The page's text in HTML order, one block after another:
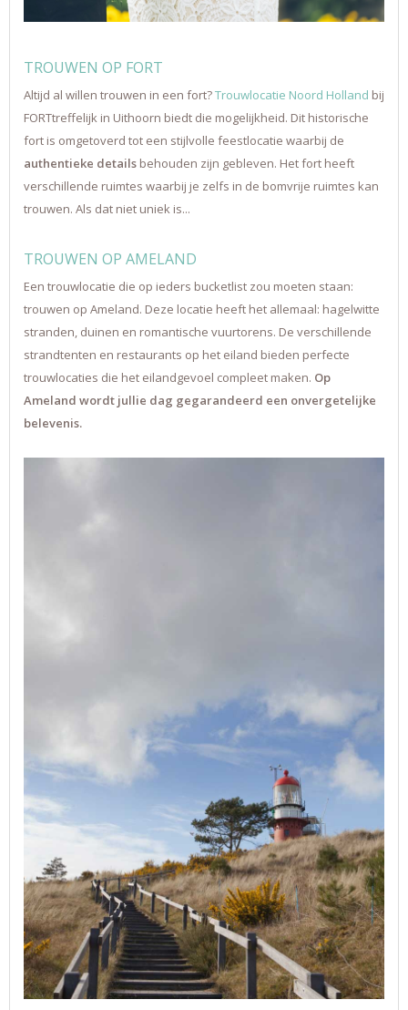
TROUWEN OP FORT
Altijd al willen trouwen in een fort?Trouwlocatie Noord Holland bij
FORTtreffelijk in Uithoorn biedt die mogelijkheid. Dit historische
fort is omgetoverd tot een stijlvolle feestlocatie waarbij de
authentieke details behouden zijn gebleven. Het fort heeft
verschillende ruimtes waarbij je zelfs in de bomvrije ruimtes kan
trouwen. Als dat niet uniek is...
TROUWEN OP AMELAND
Een trouwlocatie die op ieders bucketlist zou moeten staan:
trouwen op Ameland. Deze locatie heeft het allemaal: hagelwitte
stranden, duinen en romantische vuurtorens. De verschillende
strandtenten en restaurants op het eiland bieden perfecte
trouwlocaties die het eilandgevoel compleet maken. Op
Ameland wordt jullie dag gegarandeerd een onvergetelijke
belevenis.